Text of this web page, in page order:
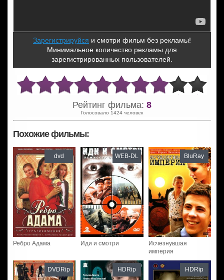
Зарегистрируйся и смотри фильм без рекламы!
Минимальное количество рекламы для
зарегистрированных пользователей.
Рейтинг фильма: 8
Голосовало 1424 человек
Похожие фильмы:
Ребро Адама
dvd
Иди и смотри
WEB-DL
Исчезнувшая
империя
BluRay
DVDRip HDRip HDRip